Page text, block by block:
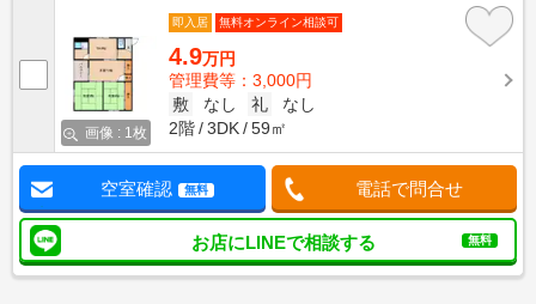
画像 : 1枚
即入居 無料オンライン相談可
4.9万円
管理費等：3,000円
敷
なし 礼
なし
2階
3DK 59㎡
空室確認 無料 電話で問合せ
お店にLINEで相談する 無料